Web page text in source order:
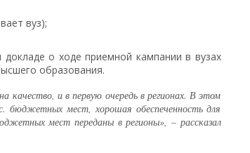
вуз);
о ходе приемной кампании в вузах
образования.
и в первую очередь в регионах. В этом
бюджетных мест, хорошая обеспеченность для
мест переданы в регионы», – рассказал